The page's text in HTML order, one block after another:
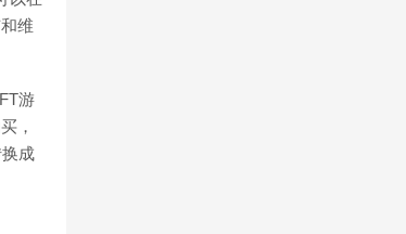
维
游
，
成